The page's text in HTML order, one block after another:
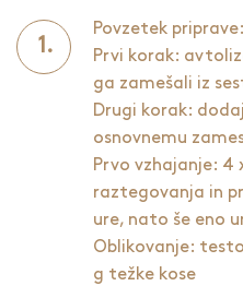
Povzetek priprave:
Prvi korak:
ga zamešali iz
Drugi korak:
osnovnemu
Prvo vzhajanje: 4
raztegovanja in
ure, nato še eno
Oblikovanje:
g težke kose